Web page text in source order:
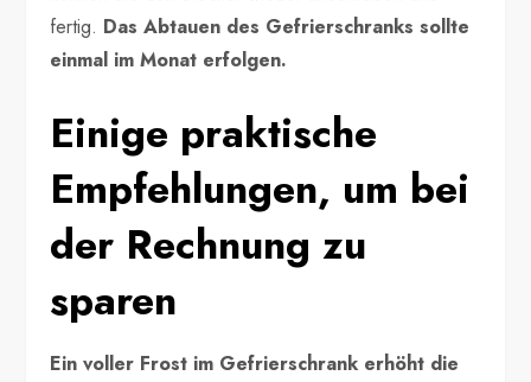
fertig. Das Abtauen des Gefrierschranks sollte
einmal im Monat erfolgen.
Einige praktische
Empfehlungen, um bei
der Rechnung zu
sparen
Ein voller Frost im Gefrierschrank erhöht die